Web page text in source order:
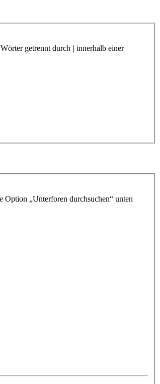
getrennt durch | innerhalb einer
Option „Unterforen durchsuchen“ unten